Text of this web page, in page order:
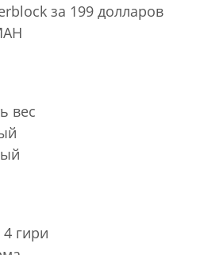
за 199 долларов
вес
гири